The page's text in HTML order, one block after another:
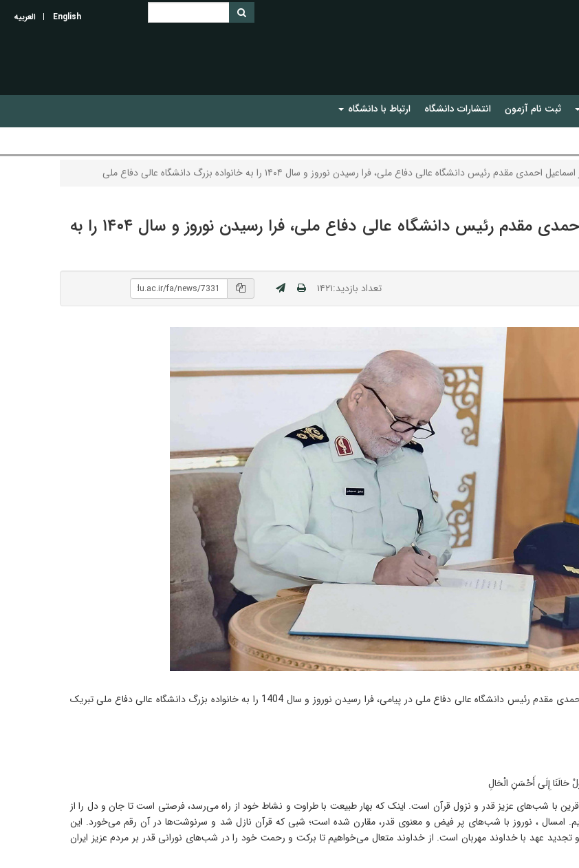
English العربیه
ثبت نام آزمون انتشارات دانشگاه ارتباط با دانشگاه
مقدم رئیس دانشگاه عالی دفاع ملی، فرا رسیدن نوروز و سال ۱۴۰۴ را به خانواده بزرگ دانشگاه عالی دفاع ملی
پیام تبریک سرتیپ پاسدار دکتر اسماعیل احمدی مقدم رئیس دانشگاه عالی دفاع ملی، فرا رسیدن نوروز و سال ۱۴۰۴ را به
تعداد بازدید:۱۴۲۱
به گزارش مرکز ارتباطات و روابط بین‌الملل، سرتیپ پاسدار دکتر اسماعیل احمدی مقدم رئیس دانشگاه عالی دفاع ملی در پیامی، فرا رسیدن نوروز و سال 1404 را به خانواده بزرگ دانشگاه عالی دفاع ملی تبریک
حَالَنَا إِلَی أَحْسَنِ الْحَالِ
شب‌های عزیز قدر و نزول قرآن است. اینک که بهار طبیعت با طراوت و نشاط خود از راه می‌رسد، فرصتی است تا جان و دل را از
برویم. امسال ، نوروز با شب‌های پر فیض و معنوی قدر، مقارن شده است؛ شبی که قرآن نازل شد و سرنوشت‌ها در آن رقم می‌خورد. این
عهد با خداوند مهربان است. از خداوند متعال می‌خواهیم تا برکت و رحمت خود را در شب‌های نورانی قدر بر مردم عزیز ایران